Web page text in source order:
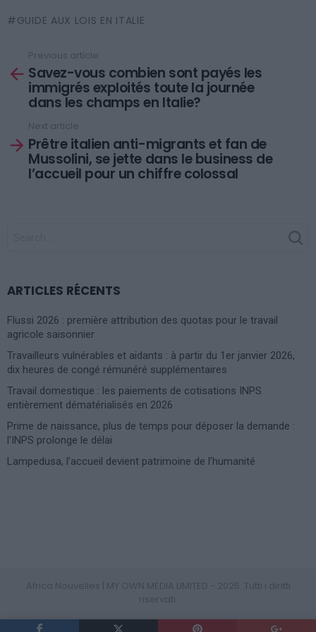
GUIDE AUX LOIS EN ITALIE
more
Previous article
Savez-vous combien sont payés les
immigrés exploités toute la journée
dans les champs en Italie?
Next article
Prêtre italien anti-migrants et fan de
Mussolini, se jette dans le business de
l’accueil pour un chiffre colossal
ARTICLES RÉCENTS
Flussi 2026 : première attribution des quotas pour le travail
agricole saisonnier
Travailleurs vulnérables et aidants : à partir du 1er janvier 2026,
dix heures de congé rémunéré supplémentaires
Travail domestique : les paiements de cotisations INPS
entièrement dématérialisés en 2026
Prime de naissance, plus de temps pour déposer la demande :
l’INPS prolonge le délai
Lampedusa, l’accueil devient patrimoine de l’humanité
PRIVACY POLICY